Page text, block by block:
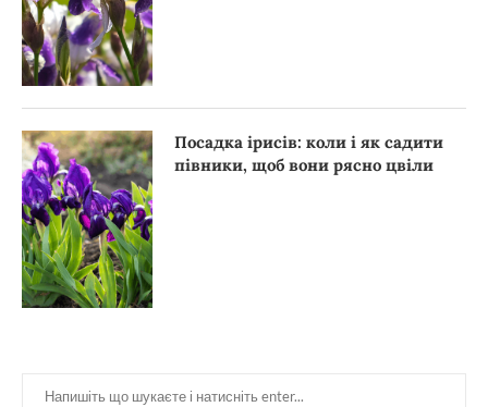
Посадка ірисів: коли і як садити
півники, щоб вони рясно цвіли